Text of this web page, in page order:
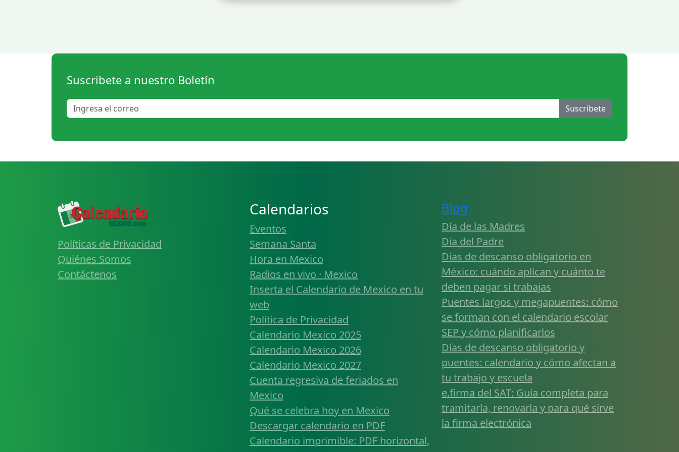
Suscribete a nuestro Boletín
Suscribete
Políticas de Privacidad
Quiénes Somos
Contáctenos
Calendarios
Eventos
Semana Santa
Hora en Mexico
Radios en vivo · Mexico
Inserta el Calendario de Mexico en tu
web
Política de Privacidad
Calendario Mexico 2025
Calendario Mexico 2026
Calendario Mexico 2027
Cuenta regresiva de feriados en
Mexico
Qué se celebra hoy en Mexico
Descargar calendario en PDF
Calendario imprimible: PDF horizontal,
Blog
Día de las Madres
Día del Padre
Días de descanso obligatorio en
México: cuándo aplican y cuánto te
deben pagar si trabajas
Puentes largos y megapuentes: cómo
se forman con el calendario escolar
SEP y cómo planificarlos
Días de descanso obligatorio y
puentes: calendario y cómo afectan a
tu trabajo y escuela
e.firma del SAT: Guía completa para
tramitarla, renovarla y para qué sirve
la firma electrónica